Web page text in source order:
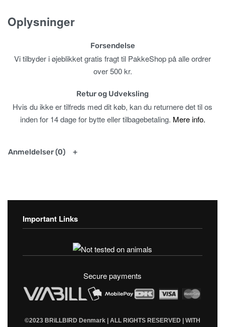
Oplysninger
Forsendelse
Vi tilbyder i øjeblikket gratis fragt til PakkeShop på alle ordrer
over 500 kr.
Retur og Udveksling
Hvis du ikke er tilfreds med dit køb, kan du returnere det til os
inden for 14 dage for bytte eller tilbagebetaling. Mere info.
Anmeldelser (0)
Important Links
Fortrolighedspolitik
Secure payments
©2023 BRiLLBIRD Denmark | ALL RIGHTS RESERVED | WITH